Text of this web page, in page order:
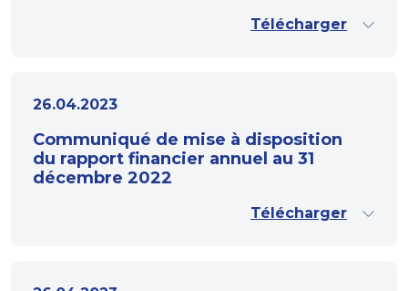
Télécharger
26.04.2023
Communiqué de mise à disposition
du rapport financier annuel au 31
décembre 2022
Télécharger